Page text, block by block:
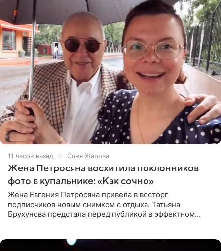
11 часов назад Соня Жарова
Жена Петросяна восхитила поклонников
фото в купальнике: «Как сочно»
Жена Евгения Петросяна привела в восторг
подписчиков новым снимком с отдыха. Татьяна
Брухунова предстала перед публикой в эффектном